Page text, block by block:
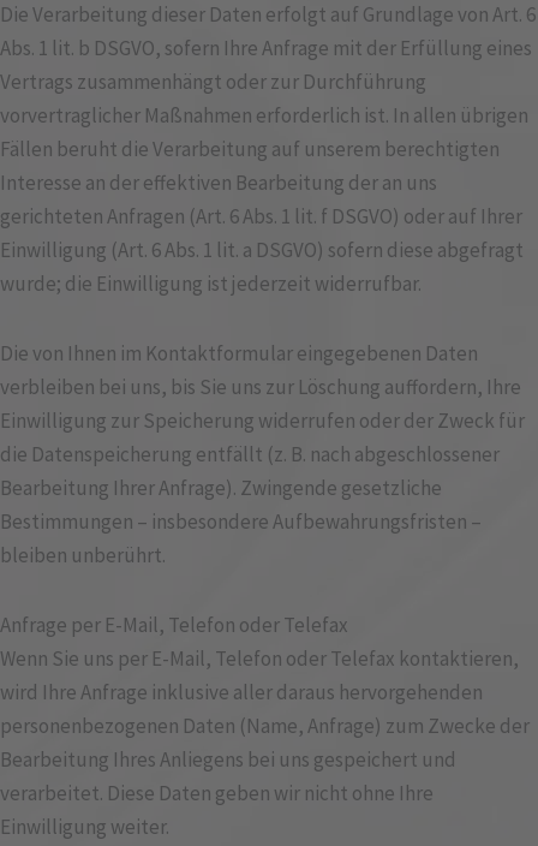
Die Verarbeitung dieser Daten erfolgt auf Grundlage von Art. 6
Abs. 1 lit. b DSGVO, sofern Ihre Anfrage mit der Erfüllung eines
Vertrags zusammenhängt oder zur Durchführung
vorvertraglicher Maßnahmen erforderlich ist. In allen übrigen
Fällen beruht die Verarbeitung auf unserem berechtigten
Interesse an der effektiven Bearbeitung der an uns
gerichteten Anfragen (Art. 6 Abs. 1 lit. f DSGVO) oder auf Ihrer
Einwilligung (Art. 6 Abs. 1 lit. a DSGVO) sofern diese abgefragt
wurde; die Einwilligung ist jederzeit widerrufbar.
Die von Ihnen im Kontaktformular eingegebenen Daten
verbleiben bei uns, bis Sie uns zur Löschung auffordern, Ihre
Einwilligung zur Speicherung widerrufen oder der Zweck für
die Datenspeicherung entfällt (z. B. nach abgeschlossener
Bearbeitung Ihrer Anfrage). Zwingende gesetzliche
Bestimmungen – insbesondere Aufbewahrungsfristen –
bleiben unberührt.
Anfrage per E-Mail, Telefon oder Telefax
Wenn Sie uns per E-Mail, Telefon oder Telefax kontaktieren,
wird Ihre Anfrage inklusive aller daraus hervorgehenden
personenbezogenen Daten (Name, Anfrage) zum Zwecke der
Bearbeitung Ihres Anliegens bei uns gespeichert und
verarbeitet. Diese Daten geben wir nicht ohne Ihre
Einwilligung weiter.